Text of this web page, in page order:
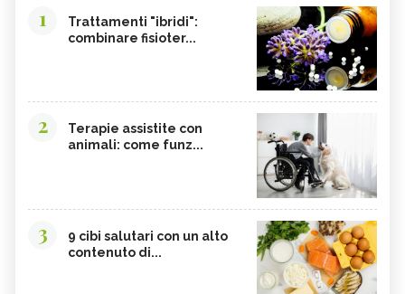
1
Trattamenti "ibridi":
combinare fisioter...
2
Terapie assistite con
animali: come funz...
3
9 cibi salutari con un alto
contenuto di...